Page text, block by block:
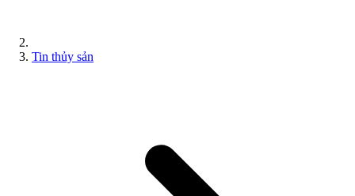
Tin thủy sản